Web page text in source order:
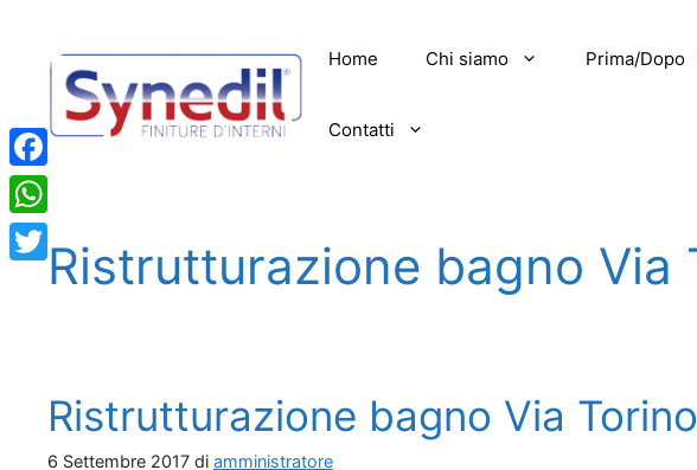
contenuto
Home Chi siamo Prima/Dopo
Contatti
Ristrutturazione bagno Via
Ristrutturazione bagno Via
6 Settembre 2017 di amministratore
Facebook
WhatsApp
Twitter